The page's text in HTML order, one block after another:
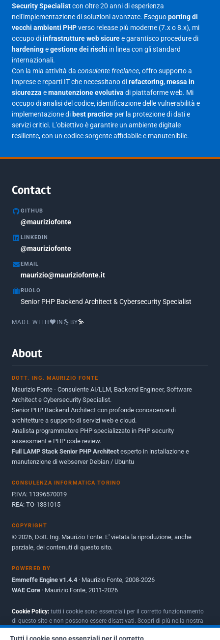
Giugno 2025
Maggio 2025 27
Aprile 2025
Marzo 2025
Febbraio 2025 17
Gennaio 2025
Giugno 2023
Maggio 2023
Agosto 2020
Marzo 2018
Febbraio 2018
Marzo 2017
Luglio 2016
Febbraio 2016
Giugno 2012
Maggio 2011
Dicembre 2010
Ottobre 2010
Maggio 2010
Giugno 2009
Security Specialistcon oltre 20 anni di esperienza
nell'implementazione di soluzioni avanzate. Eseguoporting di
vecchi ambienti PHPverso release più moderne (7.x o 8.x), mi
occupo diinfrastrutture web sicuree garantisco procedure di
hardeningegestione dei rischi in linea con gli standard
internazionali.
Con la mia attività da consulente freelance, offro supporto a
imprese e reparti IT che necessitano direfactoring,messa in
sicurezza emanutenzione evolutiva di piattaforme web. Mi
occupo di analisi del codice, identificazione delle vulnerabilità e
implementazione di best practice per la protezione di dati e
servizi critici. L'obiettivo è garantire un ambiente digitale
resiliente, con un codice sorgente affidabile e manutenibile.
Contact
GITHUB
@mauriziofonte
LINKEDIN
@mauriziofonte
EMAIL
maurizio@mauriziofonte.it
RUOLO
Senior PHP Backend Architect & Cybersecurity Specialist
MADE WITH IN BY
About
DOTT. ING. MAURIZIO FONTE
Maurizio Fonte - Consulente AI/LLM, Backend Engineer, Software
Architect e Cybersecurity Specialist.
Senior PHP Backend Architect con profonde conoscenze di
architetture a supporto di servizi web e cloud.
Analista programmatore PHP specializzato in PHP security
assessment e PHP code review.
Full LAMP Stack Senior PHP Architect esperto in installazione e
manutenzione di webserver Debian / Ubuntu
CONSULENZA INFORMATICA TORINO
P.IVA: 11396570019
REA: TO-1331015
COPYRIGHT
© 2026, Dott. Ing. Maurizio Fonte. E' vietata la riproduzione, anche
parziale, dei contenuti di questo sito.
POWERED BY
Emmeffe Engine v1.4.4 · Maurizio Fonte, 2008-2026
WAE Core · Maurizio Fonte, 2011-2026
Cookie Policy: tutti i cookie sono essenziali per il corretto funzionamento
di questo sito e non possono essere disattivati. Scopri di più nella nostra